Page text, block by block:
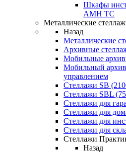
Шкафы
AMH TC
Металлические
Назад
Металлические
Архивные
Мобильные
Мобильный
управлением
Стеллажи SB
Стеллажи SBL
Стеллажи для
Стеллажи для
Стеллажи для
Стеллажи для
Стеллажи
Назад